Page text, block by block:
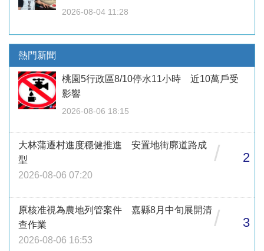
2026-08-04 11:28
熱門新聞
桃園5行政區8/10停水11小時 近10萬戶受
影響
2026-08-06 18:15
大林蒲遷村進度穩健推進 安置地街廓道路成
型
2026-08-06 07:20
/ 2
原核准視為農地列管案件 嘉縣8月中旬展開清
查作業
2026-08-06 16:53
/ 3